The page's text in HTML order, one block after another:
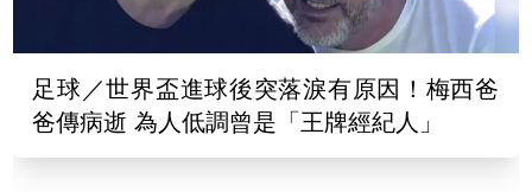
足球／世界盃進球後突落淚有原因！梅西爸
爸傳病逝 為人低調曾是「王牌經紀人」